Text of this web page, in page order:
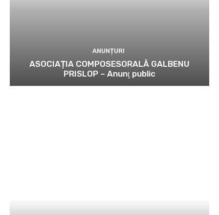
ANUNȚURI
ASOCIAȚIA COMPOSESORALĂ GALBENU
PRISLOP – Anunţ public